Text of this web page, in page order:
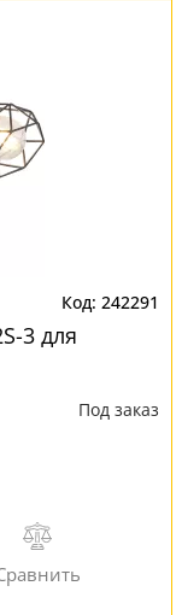
242291
3 для
Под заказ